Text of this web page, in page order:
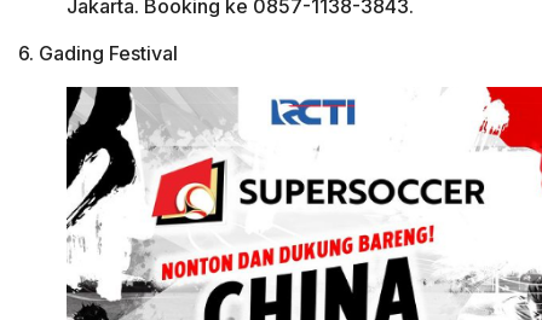
Jakarta. Booking ke 0857-1138-3843.
6. Gading Festival